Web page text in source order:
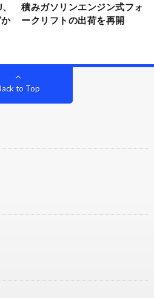
積みガソリンエンジン式フォ
ークリフトの出荷を再開
to Top